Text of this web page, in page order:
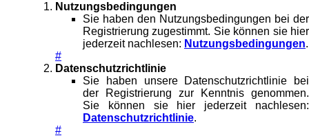
Nutzungsbedingungen
Sie haben den Nutzungsbedingungen bei der
Registrierung zugestimmt. Sie können sie hier
jederzeit nachlesen: Nutzungsbedingungen.
#
Datenschutzrichtlinie
Sie haben unsere Datenschutzrichtlinie bei
der Registrierung zur Kenntnis genommen.
Sie können sie hier jederzeit nachlesen:
Datenschutzrichtlinie.
#